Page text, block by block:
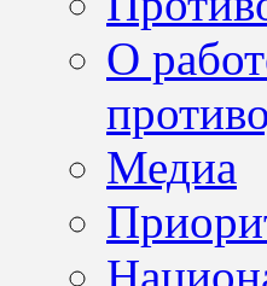
О
Медиа